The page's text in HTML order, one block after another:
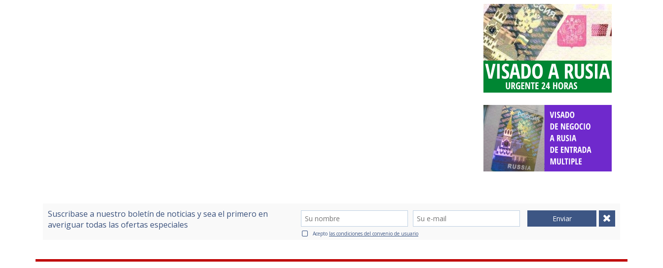
Suscribase a nuestro boletín de noticias y sea el primero en
averiguar todas las ofertas especiales
Enviar
Acepto las condiciones del convenio de usuario